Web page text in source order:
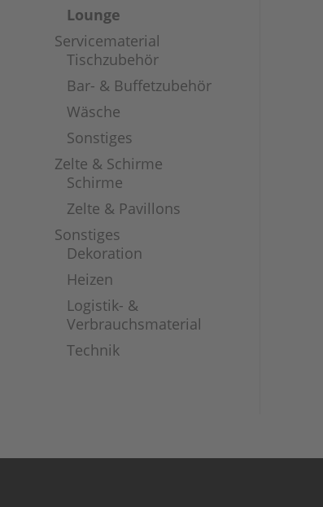
Lounge
Servicematerial
Tischzubehör
Bar- & Buffetzubehör
Wäsche
Sonstiges
Zelte & Schirme
Schirme
Zelte & Pavillons
Sonstiges
Dekoration
Heizen
Logistik- &
Verbrauchsmaterial
Technik